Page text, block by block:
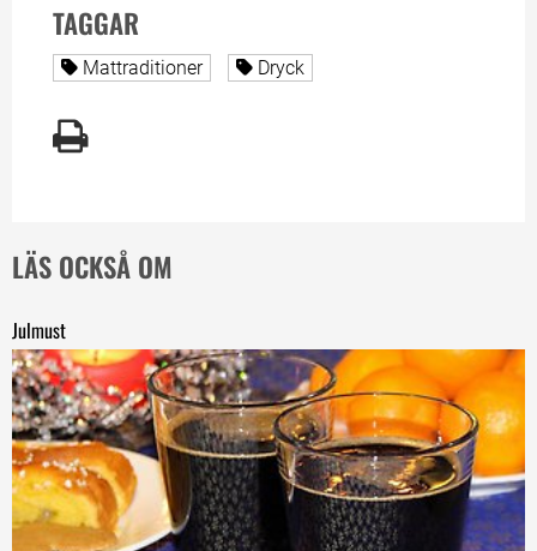
TAGGAR
Alla sidor taggade med
Mattraditioner Alla sidor taggade med
Dryck
LÄS OCKSÅ OM
Julmust